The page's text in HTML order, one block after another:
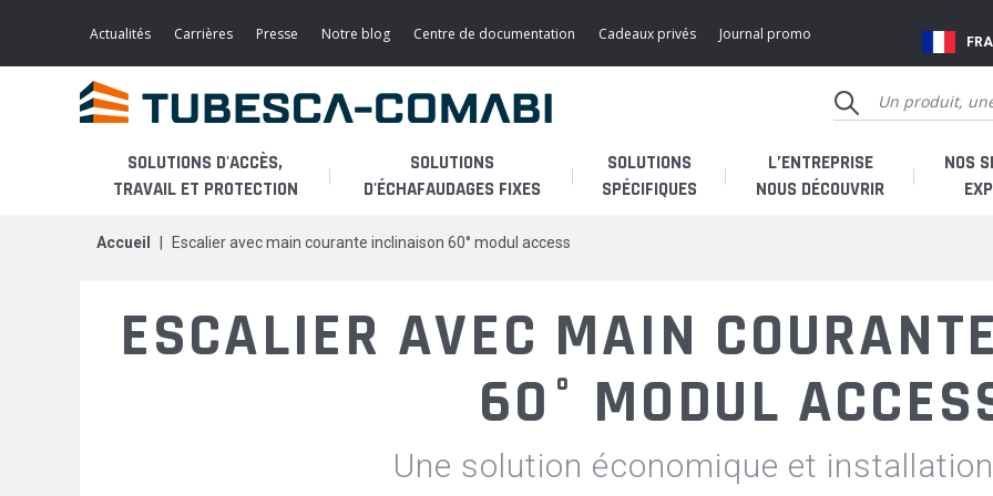
Actualités Carrières Presse Notre blog Centre de documentation Cadeaux privés Journal promo
SOLUTIONS D'ACCÈS,
TRAVAIL ET PROTECTION
Echafaudages roulants
SOLUTIONS
D'ÉCHAFAUDAGES FIXES
PRODUITS
SOLUTIONS
SPÉCIFIQUES
PASSERELLES / ESCALIERS
L’ENTREPRISE
NOUS DÉCOUVRIR
Histoire
Fabricant français
SAV & accessoires
NOS
Je
accueil escalier avec main courante inclinaison 60° modul access
ESCALIER AVEC MAIN
60° MODUL
Une solution économique et